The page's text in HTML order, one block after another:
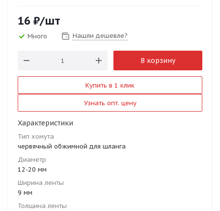
16 ₽/шт
Много Нашли дешевле?
В корзину
Купить в 1 клик
Узнать опт. цену
Характеристики
Тип хомута
червячный обжимной для шланга
Диаметр
12-20 мм
Ширина ленты
9 мм
Толщина ленты